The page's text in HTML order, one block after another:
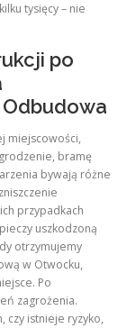
tysięcy – nie
po
miejscowości,
bramę
bywają różne
przypadkach
uszkodzoną
otrzymujemy
w Otwocku,
Po
zagrożenia.
czy istnieje ryzyko,